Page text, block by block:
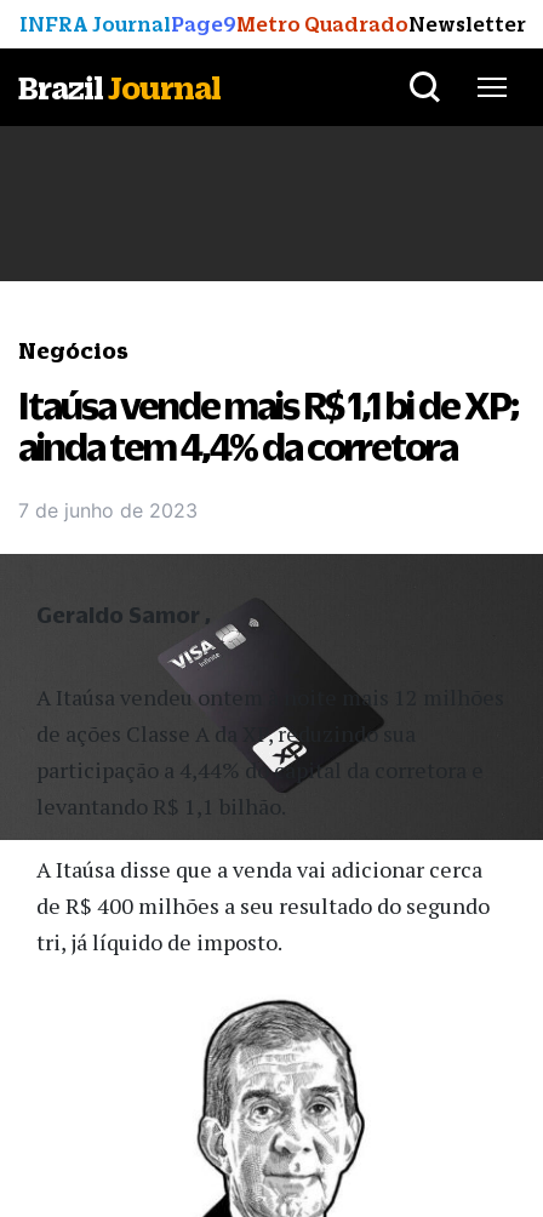
INFRA JournalPage9Metro QuadradoNewsletter
BrazilJournal
Negócios
Itaúsa vende mais R$ 1,1 bi de XP;
ainda tem 4,4% da corretora
7 de junho de 2023
A Itaúsa vendeu ontem à noite mais 12 milhões
de ações Classe A da XP, reduzindo sua
participação a 4,44% do capital da corretora e
levantando R$ 1,1 bilhão.
A Itaúsa disse que a venda vai adicionar cerca
de R$ 400 milhões a seu resultado do segundo
tri, já líquido de imposto.
Geraldo Samor